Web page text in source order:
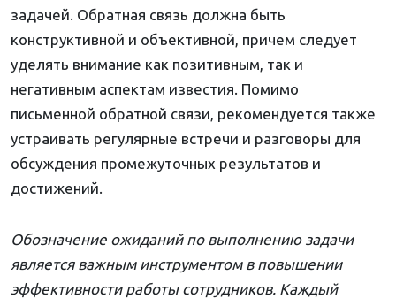
задачей. Обратная связь должна быть
конструктивной и объективной, причем следует
уделять внимание как позитивным, так и
негативным аспектам известия. Помимо
письменной обратной связи, рекомендуется также
устраивать регулярные встречи и разговоры для
обсуждения промежуточных результатов и
достижений.
Обозначение ожиданий по выполнению задачи
является важным инструментом в повышении
эффективности работы сотрудников. Каждый